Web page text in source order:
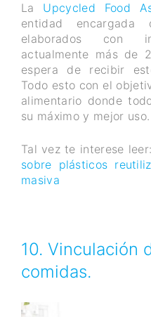
La Upcycled Food
entidad encargada
elaborados con
actualmente más de
espera de recibir
Todo esto con el
alimentario donde
su máximo y mejor uso.
Tal vez te interese
sobre plásticos
masiva
10. Vinculación
comidas.